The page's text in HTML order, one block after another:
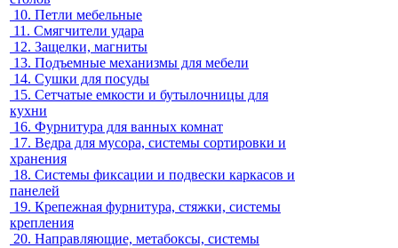
10. Петли мебельные
11. Смягчители удара
12. Защелки, магниты
13. Подъемные механизмы для мебели
14. Сушки для посуды
15. Сетчатые емкости и бутылочницы для
кухни
16. Фурнитура для ванных комнат
17. Ведра для мусора, системы сортировки и
хранения
18. Системы фиксации и подвески каркасов и
панелей
19. Крепежная фурнитура, стяжки, системы
крепления
20. Направляющие, метабоксы, системы